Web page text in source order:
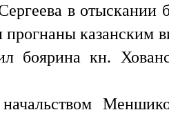
в отыскании
казанским
боярина кн.